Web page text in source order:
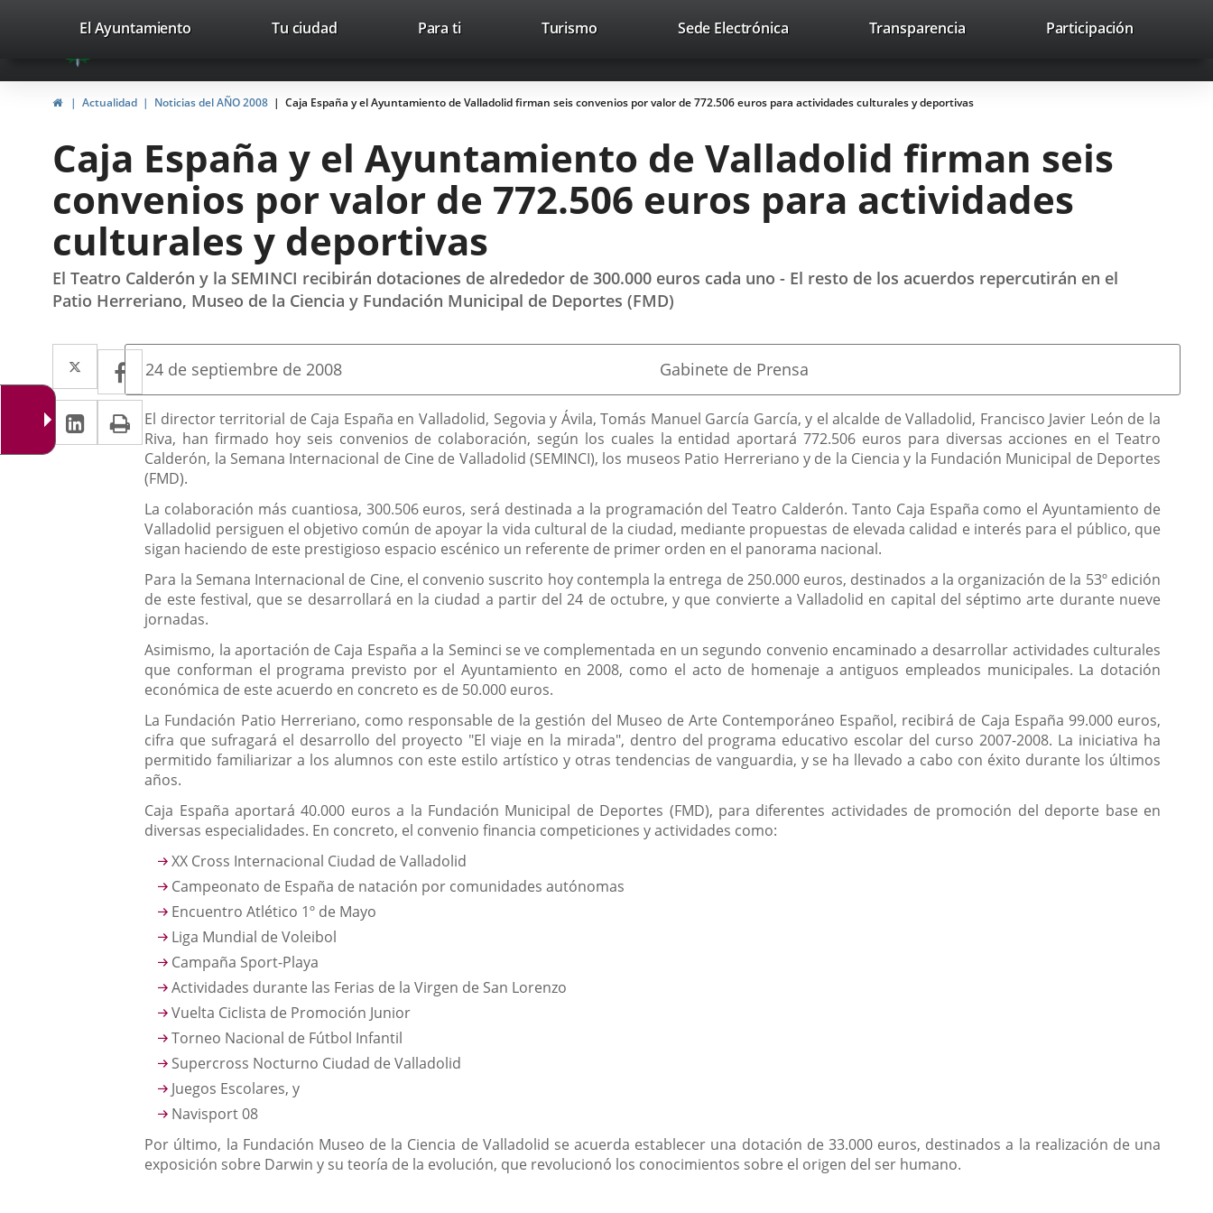
Portal
Web
del
Valladolid
avaTop Trabaja con nosotros Contacto avaHeaderSocial
Link
external
application.
Link
external
application.
Link
external
application.
Search
valladolid.es
El Ayuntamiento Tu ciudad Para ti TurismoThis
open
in
pop-
up
window.
Sede ElectrónicaLink
application.
Transparencia Participación
HomeActualidad Noticias del AÑO 2008 Caja España y el Ayuntamiento de Valladolid firman seis convenios por valor de 772.506 euros para actividades culturales y deportivas
Caja España y el Ayuntamiento de Valladolid firman seis
convenios por valor de 772.506 euros para actividades
culturales y deportivas
El Teatro Calderón y la SEMINCI recibirán dotaciones de alrededor de 300.000 euros cada uno - El resto de los acuerdos repercutirán en el
Patio Herreriano, Museo de la Ciencia y Fundación Municipal de Deportes (FMD)
Twitter
Enlace
a
una
aplicación
externa.
Facebook
Enlace
a
una
aplicación
externa.
Linkedin
Enlace
a
aplicación
externa.
Print
Fecha
la
noticia
24 de septiembre de 2008 Fuente
la
noticia
Gabinete de Prensa
Descripción
El director territorial de Caja España en Valladolid, Segovia y Ávila, Tomás Manuel García García, y el alcalde de Valladolid, Francisco Javier León de la
Riva, han firmado hoy seis convenios de colaboración, según los cuales la entidad aportará 772.506 euros para diversas acciones en el Teatro
Calderón, la Semana Internacional de Cine de Valladolid (SEMINCI), los museos Patio Herreriano y de la Ciencia y la Fundación Municipal de Deportes
(FMD).
La colaboración más cuantiosa, 300.506 euros, será destinada a la programación del Teatro Calderón. Tanto Caja España como el Ayuntamiento de
Valladolid persiguen el objetivo común de apoyar la vida cultural de la ciudad, mediante propuestas de elevada calidad e interés para el público, que
sigan haciendo de este prestigioso espacio escénico un referente de primer orden en el panorama nacional.
Para la Semana Internacional de Cine, el convenio suscrito hoy contempla la entrega de 250.000 euros, destinados a la organización de la 53º edición
de este festival, que se desarrollará en la ciudad a partir del 24 de octubre, y que convierte a Valladolid en capital del séptimo arte durante nueve
jornadas.
Asimismo, la aportación de Caja España a la Seminci se ve complementada en un segundo convenio encaminado a desarrollar actividades culturales
que conforman el programa previsto por el Ayuntamiento en 2008, como el acto de homenaje a antiguos empleados municipales. La dotación
económica de este acuerdo en concreto es de 50.000 euros.
La Fundación Patio Herreriano, como responsable de la gestión del Museo de Arte Contemporáneo Español, recibirá de Caja España 99.000 euros,
cifra que sufragará el desarrollo del proyecto "El viaje en la mirada", dentro del programa educativo escolar del curso 2007-2008. La iniciativa ha
permitido familiarizar a los alumnos con este estilo artístico y otras tendencias de vanguardia, y se ha llevado a cabo con éxito durante los últimos
años.
Caja España aportará 40.000 euros a la Fundación Municipal de Deportes (FMD), para diferentes actividades de promoción del deporte base en
diversas especialidades. En concreto, el convenio financia competiciones y actividades como:
XX Cross Internacional Ciudad de Valladolid
Campeonato de España de natación por comunidades autónomas
Encuentro Atlético 1º de Mayo
Liga Mundial de Voleibol
Campaña Sport-Playa
Actividades durante las Ferias de la Virgen de San Lorenzo
Vuelta Ciclista de Promoción Junior
Torneo Nacional de Fútbol Infantil
Supercross Nocturno Ciudad de Valladolid
Juegos Escolares, y
Navisport 08
Por último, la Fundación Museo de la Ciencia de Valladolid se acuerda establecer una dotación de 33.000 euros, destinados a la realización de una
exposición sobre Darwin y su teoría de la evolución, que revolucionó los conocimientos sobre el origen del ser humano.